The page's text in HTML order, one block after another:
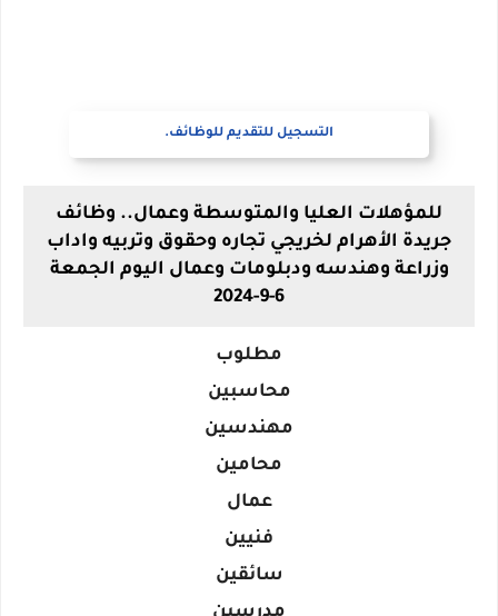
التسجيل للتقديم للوظائف.
للمؤهلات العليا والمتوسطة وعمال.. وظائف
جريدة الأهرام لخريجي تجاره وحقوق وتربيه واداب
وزراعة وهندسه ودبلومات وعمال اليوم الجمعة
6-9-2024
مطلوب
محاسبين
مهندسين
محامين
عمال
فنيين
سائقين